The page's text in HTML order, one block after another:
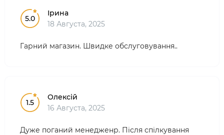
5.0
Ірина
18 Августа, 2025
Гарний магазин. Швидке обслуговування..
1.5
Олексій
16 Августа, 2025
Дуже поганий менедженр. Після спілкування